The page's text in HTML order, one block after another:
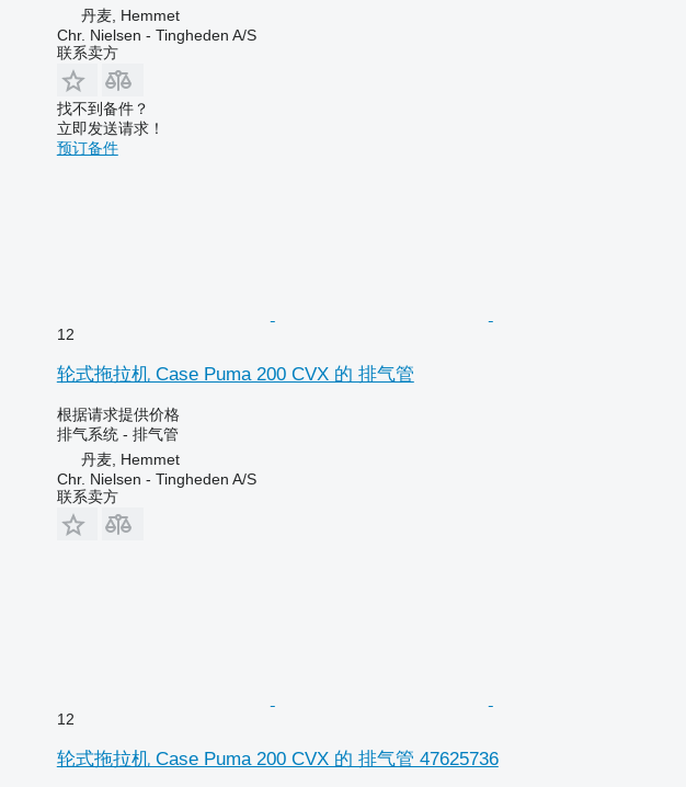
丹麦, Hemmet
Chr. Nielsen - Tingheden A/S
联系卖方
找不到备件？
立即发送请求！
预订备件
12
轮式拖拉机 Case Puma 200 CVX 的 排气管
根据请求提供价格
排气系统 - 排气管
丹麦, Hemmet
Chr. Nielsen - Tingheden A/S
联系卖方
12
轮式拖拉机 Case Puma 200 CVX 的 排气管 47625736